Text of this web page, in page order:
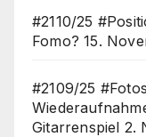
#2110/25
Fomo? 15.
#2109/25
Gitarrenspiel 2.